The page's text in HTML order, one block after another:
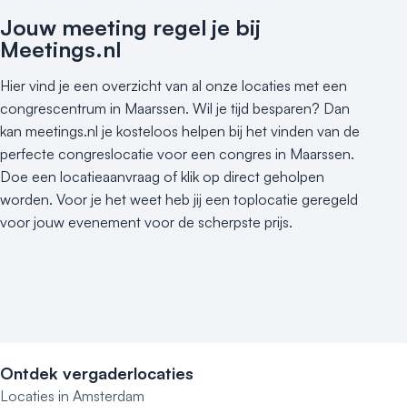
Jouw meeting regel je bij
Meetings.nl
Hier vind je een overzicht van al onze locaties met een
congrescentrum in Maarssen. Wil je tijd besparen? Dan
kan meetings.nl je kosteloos helpen bij het vinden van de
perfecte congreslocatie voor een congres in Maarssen.
Doe een locatieaanvraag of klik op direct geholpen
worden. Voor je het weet heb jij een toplocatie geregeld
voor jouw evenement voor de scherpste prijs.
Ontdek vergaderlocaties
Locaties in Amsterdam